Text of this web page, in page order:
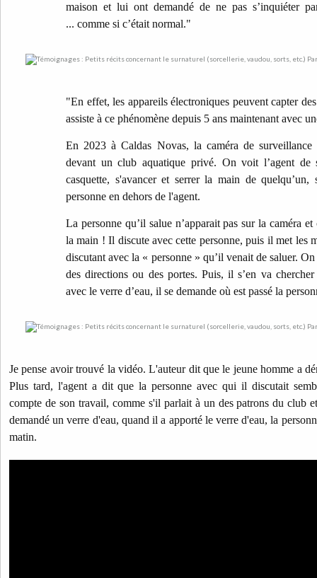
maison et lui ont demandé de ne pas s’inquiéter
... comme si c’était normal."
"En effet, les appareils électroniques peuvent capter
assiste à ce phénomène depuis 5 ans maintenant avec
En 2023 à Caldas Novas, la caméra de surveillance
devant un club aquatique privé. On voit l’agent de
casquette, s'avancer et serrer la main de
personne en dehors de l'agent.
La personne qu’il salue n’apparait pas sur la caméra
la main ! Il discute avec cette personne, puis il met les
discutant avec la « personne » qu’il venait de saluer.
des directions ou des portes. Puis, il s’en va
avec le verre d’eau, il se demande où est passé la
Je pense avoir trouvé la vidéo. L'auteur dit que le jeune homme a
Plus tard, l'agent a dit que la personne avec qui il discutait
compte de son travail, comme s'il parlait à un des patrons du club
demandé un verre d'eau, quand il a apporté le verre d'eau, la
matin.